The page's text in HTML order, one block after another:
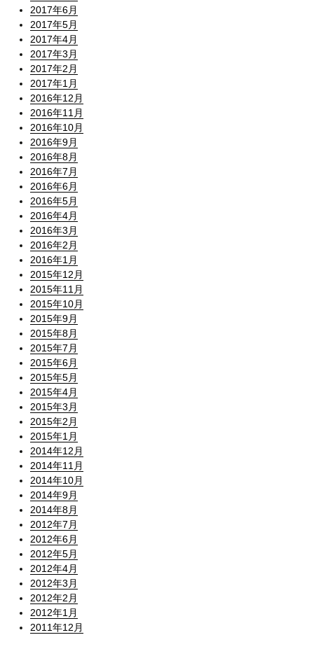
2017年6月
2017年5月
2017年4月
2017年3月
2017年2月
2017年1月
2016年12月
2016年11月
2016年10月
2016年9月
2016年8月
2016年7月
2016年6月
2016年5月
2016年4月
2016年3月
2016年2月
2016年1月
2015年12月
2015年11月
2015年10月
2015年9月
2015年8月
2015年7月
2015年6月
2015年5月
2015年4月
2015年3月
2015年2月
2015年1月
2014年12月
2014年11月
2014年10月
2014年9月
2014年8月
2012年7月
2012年6月
2012年5月
2012年4月
2012年3月
2012年2月
2012年1月
2011年12月